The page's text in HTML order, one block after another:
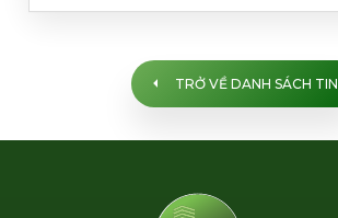
TRỞ VỀ DANH SÁCH TIN
GỬI THÔNG TIN